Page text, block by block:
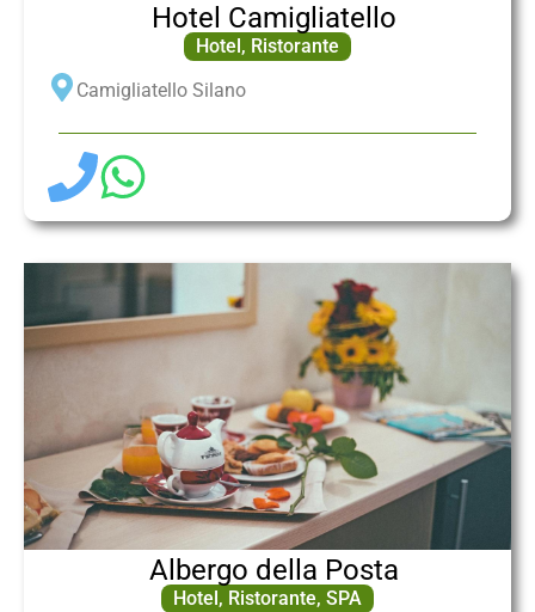
Hotel , Ristorante
Camigliatello Silano
Hotel Camigliatello
Hotel , Ristorante, SPA
Albergo della Posta